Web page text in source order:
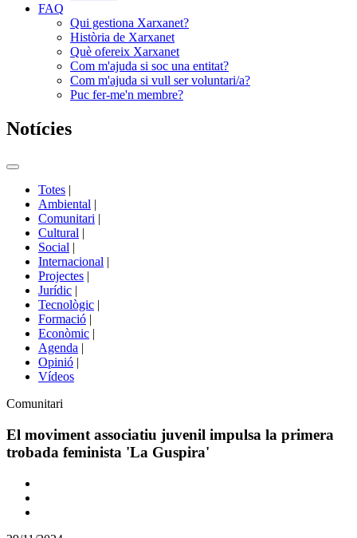
FAQ
Qui gestiona Xarxanet?
Història de Xarxanet
Què ofereix Xarxanet
Com m'ajuda si soc una entitat?
Com m'ajuda si vull ser voluntari/a?
Puc fer-me'n membre?
Notícies
Commutador
portals
Totes |
Ambiental |
Comunitari |
Cultural |
Social |
Internacional |
Projectes |
Jurídic |
Tecnològic |
Formació |
Econòmic |
Agenda |
Opinió |
Vídeos
Àmbit
la
notícia
Comunitari
El moviment associatiu juvenil impulsa la primera
trobada feminista 'La Guspira'
Comparteix